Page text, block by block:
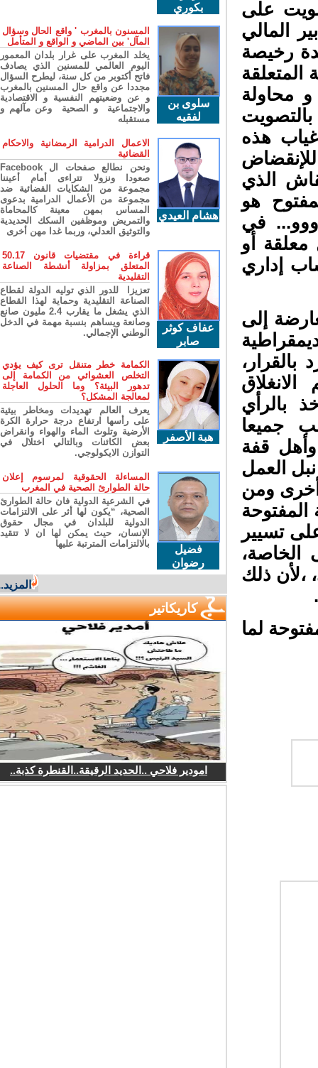
على
المالي
رخيصة
الانتخابية المقبلة - شتنبر 2015- و محاولة
هذه
الذي
هو
في
أو
إداري
إلى
بالرأي
جميعا
قفة
العمل
ومن
تسيير
،لأن ذلك
لما
بكوري
سلوى بن
لفقيه
المسنون بالمغرب ' واقع الحال وسؤال
المآل' بين الماضي و الواقع و المتأمل
يخلد المغرب على غرار بلدان المعمور
اليوم العالمي للمسنين الذي يصادف
فاتح أكتوبر من كل سنة، ليطرح السؤال
مجددا عن واقع حال المسنين بالمغرب
و عن وضعيتهم النفسية و الاقتصادية
والاجتماعية و الصحية وعن مآلهم و
مستقبله
هشام العيدي
الاعمال الدرامية الرمضانية والاحكام
القضائية
ونحن نطالع صفحات ال Facebook
صعودا ونزولا تتراءى أمام أعيننا
مجموعة من الشكايات القضائية ضد
مجموعة من الأعمال الدرامية بدعوى
المساس بمهن معينة كالمحاماة
والتمريض وموظفين السكك الحديدية
والتوثيق العدلي، وربما غدا مهن أخرى
عفاف كوثر
صابر
قراءة في مقتضيات قانون 50.17
المتعلق بمزاولة أنشطة الصناعة
التقليدية
تعزيزا للدور الذي توليه الدولة لقطاع
الصناعة التقليدية وحماية لهذا القطاع
الذي يشغل ما يقارب 2.4 مليون صانع
وصانعة ويساهم بنسبة مهمة في الدخل
الوطني الإجمالي.
هبة الأصفر
الكمامة خطر متنقل ترى كيف يؤدي
التخلص العشوائي من الكمامة إلى
تدهور البيئة؟ وما الحلول العاجلة
لمعالجة المشكل؟
يعرف العالم تهديدات ومخاطر بيئية
على رأسها ارتفاع درجة حرارة الكرة
الأرضية وتلوث الماء والهواء وانقراض
بعض الكائنات وبالتالي اختلال في
التوازن الايكولوجي.
فضيل
رضوان
المساءلة الحقوقية لمرسوم إعلان
حالة الطوارئ الصحية في المغرب
في الشرعية الدولية فان حالة الطوارئ
الصحية، “يكون لها أثر على الالتزامات
الدولية للبلدان في مجال حقوق
الإنسان، حيث يمكن لها ان لا تتقيد
بالالتزامات المترتبة عليها
المزيد...
كاريكاتير
امودير فلاحي ..الحديد الرقيقة..القنطرة كذبة..